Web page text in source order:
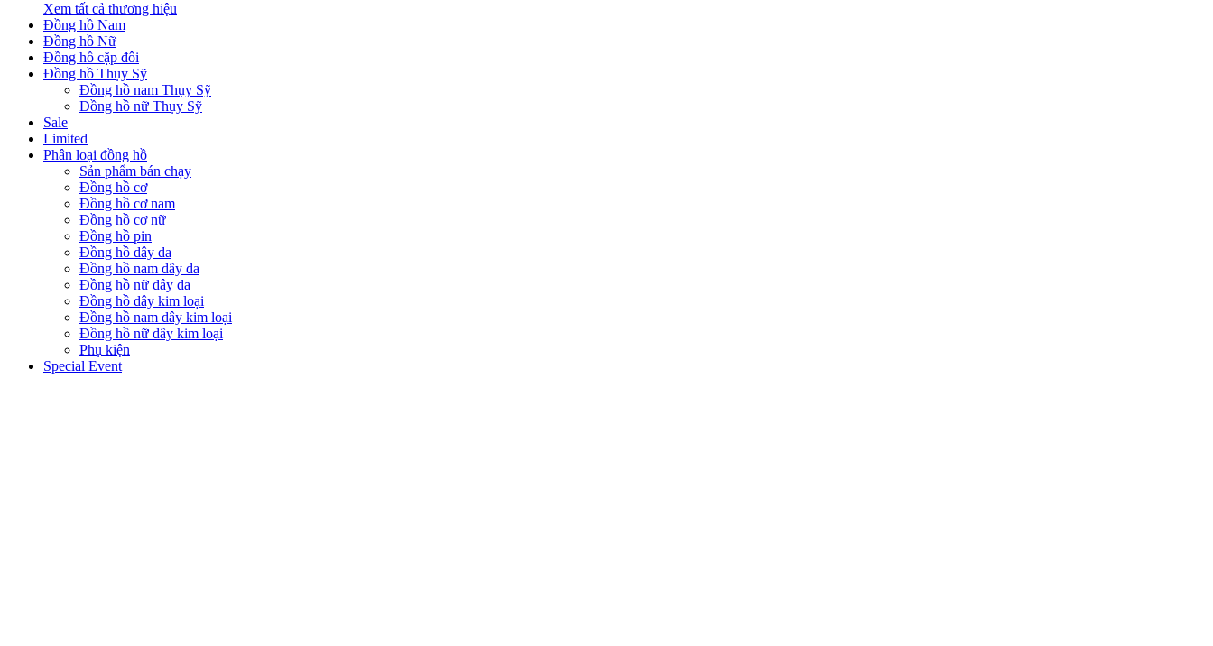
Xem tất cả thương hiệu
Đồng hồ Nam
Đồng hồ Nữ
Đồng hồ cặp đôi
Đồng hồ Thụy Sỹ
Đồng hồ nam Thụy Sỹ
Đồng hồ nữ Thụy Sỹ
Sale
Limited
Phân loại đồng hồ
Sản phẩm bán chạy
Đồng hồ cơ
Đồng hồ cơ nam
Đồng hồ cơ nữ
Đồng hồ pin
Đồng hồ dây da
Đồng hồ nam dây da
Đồng hồ nữ dây da
Đồng hồ dây kim loại
Đồng hồ nam dây kim loại
Đồng hồ nữ dây kim loại
Phụ kiện
Special Event